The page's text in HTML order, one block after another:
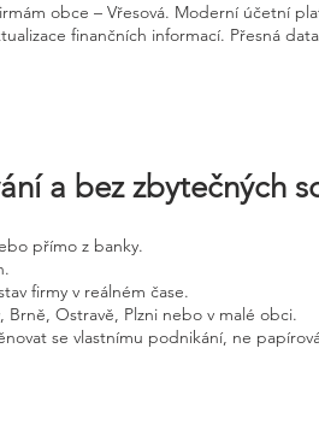
obce – Vřesová. Moderní účetní
finančních informací. Přesná
a bez zbytečných
přímo z banky.
firmy v reálném čase.
Ostravě, Plzni nebo v malé obci.
se vlastnímu podnikání, ne